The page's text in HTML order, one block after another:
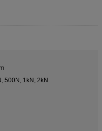
500N, 1kN, 2kN